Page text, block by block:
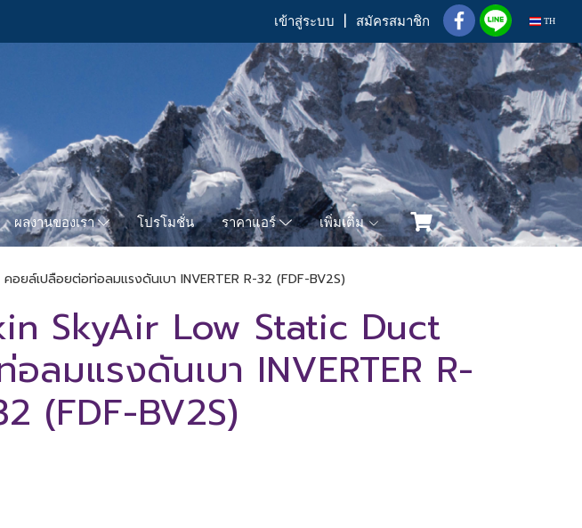
เข้าสู่ระบบ สมัครสมาชิก TH
ผลงานของเรา โปรโมชั่น ราคาแอร์ เพิ่มเติม
ยล์เปลือยต่อท่อลมแรงดันเบา INVERTER R-32 (FDF-BV2S)
SkyAir Low Static Duct
ลมแรงดันเบา INVERTER R-
(FDF-BV2S)